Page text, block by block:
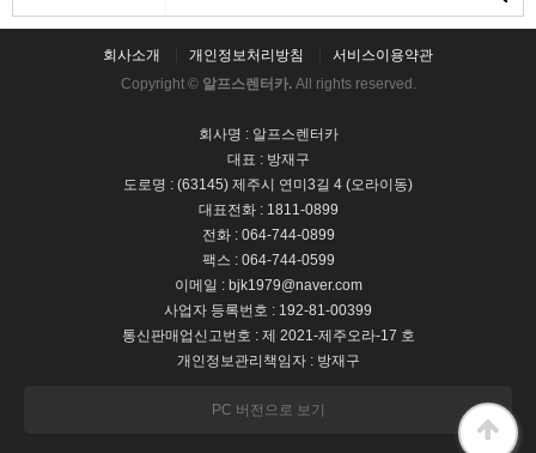
회사소개 개인정보처리방침
서비스이용약관
Copyright © 알프스렌터카.All rights reserved.
회사명 : 알프스렌터카
대표 : 방재구
도로명 : (63145) 제주시 연미3길 4 (오라이동)
대표전화 : 1811-0899
전화 : 064-744-0899
팩스 : 064-744-0599
이메일 : bjk1979@naver.com
사업자 등록번호 : 192-81-00399
통신판매업신고번호 : 제 2021-제주오라-17 호
개인정보관리책임자 : 방재구
PC 버전으로 보기